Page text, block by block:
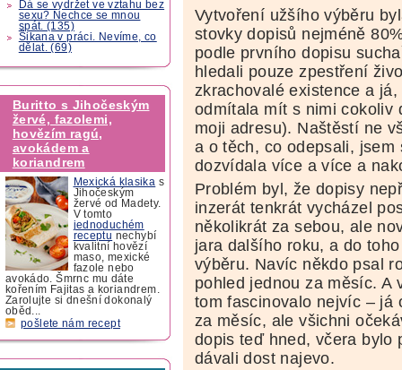
Dá se vydržet ve vztahu bez
sexu? Nechce se mnou
spát. (135)
Šikana v práci. Nevíme, co
dělat. (69)
Buritto s Jihočeským
žervé, fazolemi,
hovězím ragú,
avokádem a
koriandrem
Mexická klasika s
Jihočeským
žervé od Madety.
V tomto
jednoduchém
receptu nechybí
kvalitní hovězí
maso, mexické
fazole nebo
avokádo. Šmrnc mu dáte
kořením Fajitas a koriandrem.
Zarolujte si dnešní dokonalý
oběd...
pošlete nám recept
Vytvoření užšího výběru
stovky dopisů nejméně
podle prvního dopisu
hledali pouze zpestření
zkrachovalé existence a
odmítala mít s nimi cokoliv
moji adresu). Naštěstí ne
a o těch, co odepsali,
dozvídala více a více a
Problém byl, že dopisy
inzerát tenkrát vycházel
několikrát za sebou, ale
jara dalšího roku, a do
výběru. Navíc někdo psal
pohled jednou za měsíc. A
tom fascinovalo nejvíc – já
za měsíc, ale všichni
dopis teď hned, včera bylo
dávali dost najevo.